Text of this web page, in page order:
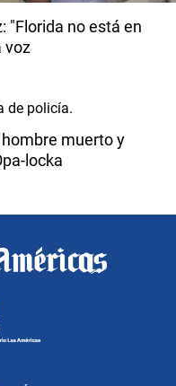
"Florida no está en
voz
muerto y
locka